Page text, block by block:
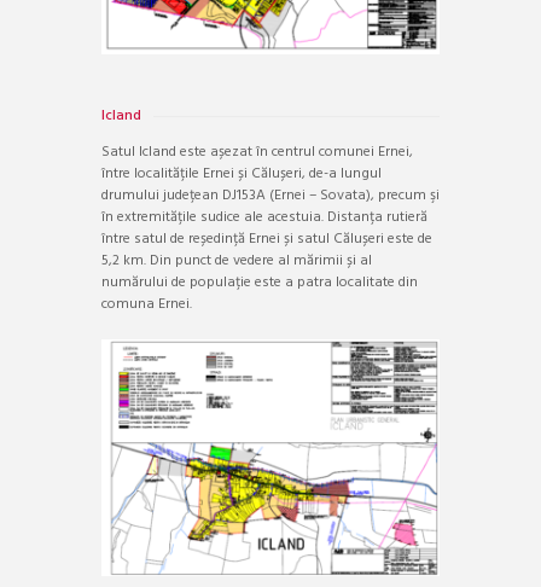
Icland
Satul Icland este așezat în centrul comunei Ernei,
între localitățile Ernei și Călușeri, de-a lungul
drumului județean DJ153A (Ernei – Sovata), precum şi
în extremitățile sudice ale acestuia. Distanța rutieră
între satul de reședință Ernei și satul Călușeri este de
5,2 km. Din punct de vedere al mărimii și al
numărului de populație este a patra localitate din
comuna Ernei.